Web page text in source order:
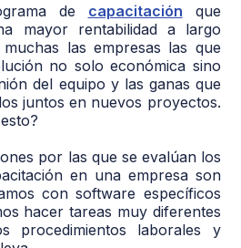
de capacitación que
mayor rentabilidad a largo
las empresas las que
no solo económica sino
del equipo y las ganas que
juntos en nuevos proyectos.
por las que se evalúan los
en una empresason
con software específicos
hacer tareas muy diferentes
procedimientos laborales y